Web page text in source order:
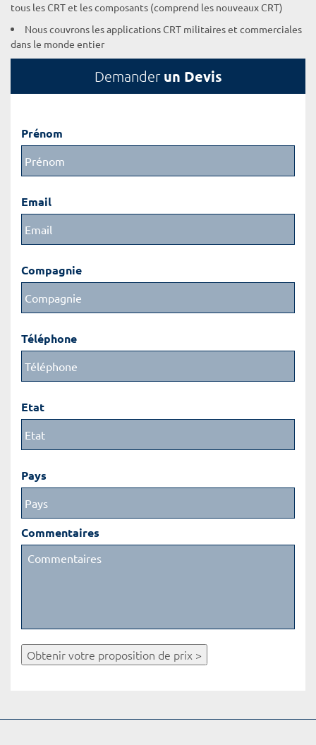
tous les CRT et les composants (comprend les nouveaux CRT)
Nous couvrons les applications CRT militaires et commerciales
dans le monde entier
Demander un Devis
Prénom
Email
Compagnie
Téléphone
Etat
Pays
Commentaires
Obtenir votre proposition de prix >